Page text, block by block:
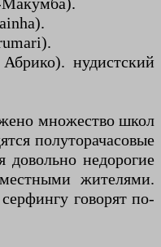
нудистский
множество школ
полуторачасовые
довольно недорогие
жителями.
говорят по-